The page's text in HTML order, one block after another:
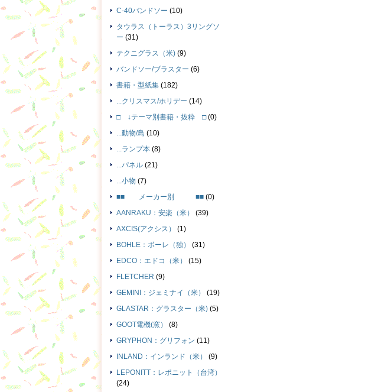
C-40バンドソー (10)
タウラス（トーラス）3リングソ
ー (31)
テクニグラス（米) (9)
バンドソー/ブラスター (6)
書籍・型紙集 (182)
...クリスマス/ホリデー (14)
□ ↓テーマ別書籍・抜粋 □ (0)
...動物/鳥 (10)
...ランプ本 (8)
...パネル (21)
...小物 (7)
■■ メーカー別 ■■ (0)
AANRAKU：安楽（米）
(39)
AXCIS(アクシス）
(1)
BOHLE：ボーレ（独）
(31)
EDCO：エドコ（米）
(15)
FLETCHER (9)
GEMINI：ジェミナイ（米）
(19)
GLASTAR：グラスター（米) (5)
GOOT電機(窯）
(8)
GRYPHON：グリフォン (11)
INLAND：インランド（米）
(9)
LEPONITT：レポニット（台湾）
(24)